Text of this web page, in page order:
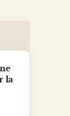
la